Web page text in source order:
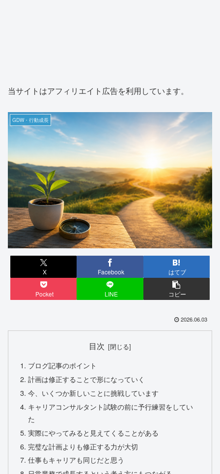
当サイトはアフィリエイト広告を利用しています。
GDW・行動成長
X Facebook はてブ
Pocket LINE コピー
2026.06.03
目次
ブログ記事のポイント
計画は修正することで形になっていく
今、いくつか新しいことに挑戦しています
キャリアコンサルタント試験の前に予行練習をしてい
た
実際にやってみると見えてくることがある
完璧な計画よりも修正する力が大切
仕事もキャリアも同じだと思う